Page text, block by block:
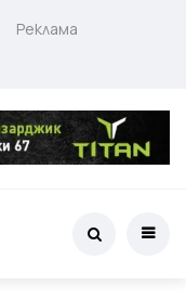
Реклама